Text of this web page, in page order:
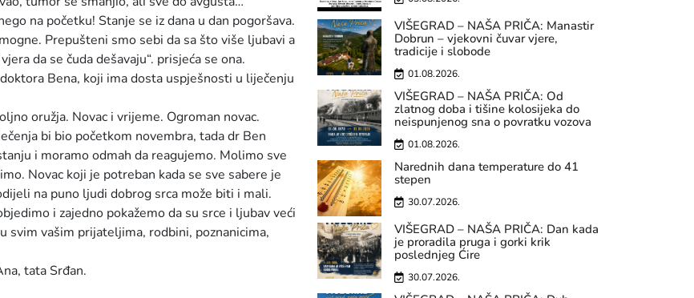
na početku! Stanje se iz dana u dan pogoršava.
Prepušteni smo sebi da sa što više ljubavi a
da se čuda dešavaju“. prisjeća se ona.
Bena, koji ima dosta uspješnosti u liječenju
oružja. Novac i vrijeme. Ogroman novac.
bi bio početkom novembra, tada dr Ben
i moramo odmah da reagujemo. Molimo sve
Novac koji je potreban kada se sve sabere je
na puno ljudi dobrog srca može biti i mali.
i zajedno pokažemo da su srce i ljubav veći
vašim prijateljima, rodbini, poznanicima,
tata Srđan.
VIŠEGRAD – NAŠA PRIČA: Manastir
Dobrun – vjekovni čuvar vjere,
tradicije i slobode
01.08.2026.
VIŠEGRAD – NAŠA PRIČA: Od
zlatnog doba i tišine kolosijeka do
neispunjenog sna o povratku vozova
01.08.2026.
Narednih dana temperature do 41
stepen
30.07.2026.
VIŠEGRAD – NAŠA PRIČA: Dan kada
je proradila pruga i gorki krik
poslednjeg Ćire
30.07.2026.